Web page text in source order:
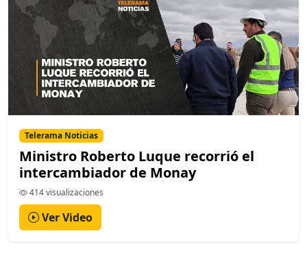
Telerama Noticias
Ministro Roberto Luque recorrió el
intercambiador de Monay
414 visualizaciones
Ver Video